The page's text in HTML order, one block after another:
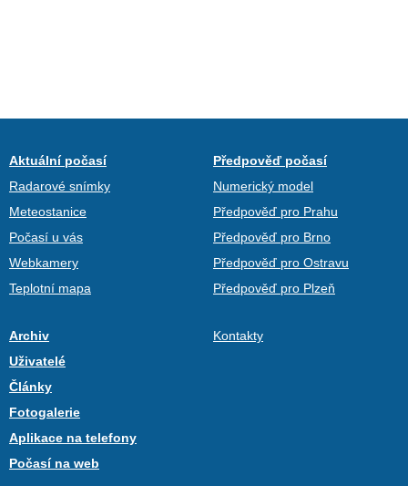
Aktuální počasí
Radarové snímky
Meteostanice
Počasí u vás
Webkamery
Teplotní mapa
Předpověď počasí
Numerický model
Předpověď pro Prahu
Předpověď pro Brno
Předpověď pro Ostravu
Předpověď pro Plzeň
Archiv
Uživatelé
Články
Fotogalerie
Aplikace na telefony
Počasí na web
Kontakty